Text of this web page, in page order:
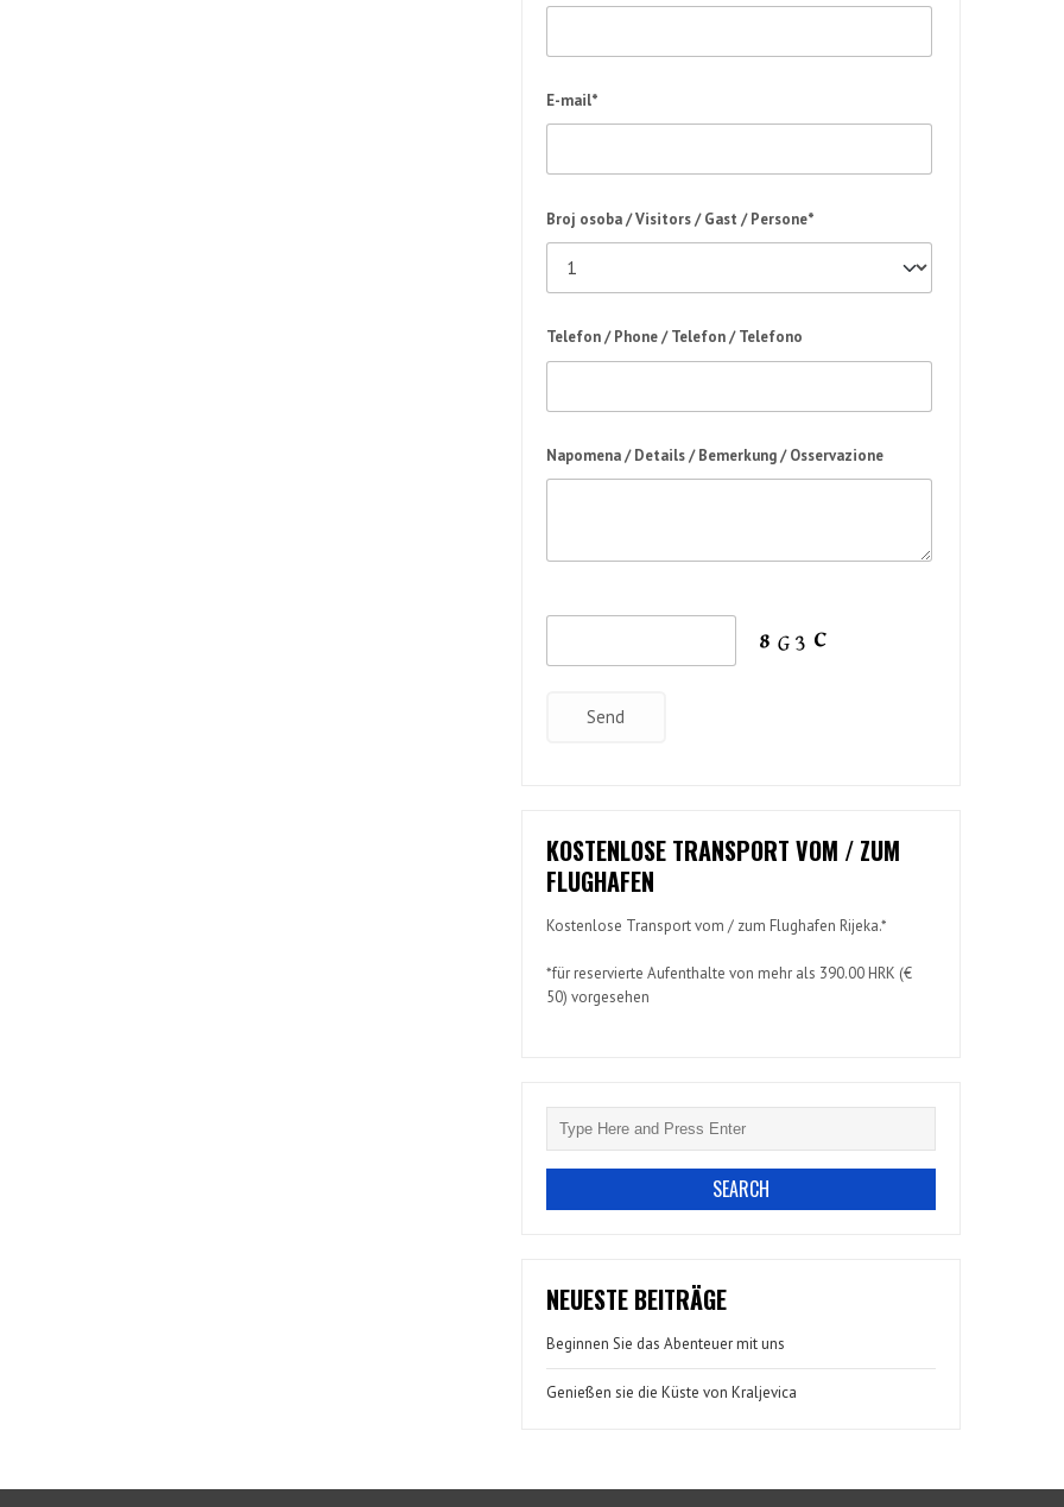
E-mail*
Broj osoba / Visitors / Gast / Persone*
Telefon / Phone / Telefon / Telefono
Napomena / Details / Bemerkung / Osservazione
KOSTENLOSE TRANSPORT VOM / ZUM
FLUGHAFEN
Kostenlose Transport vom / zum Flughafen Rijeka.*
*für reservierte Aufenthalte von mehr als 390.00 HRK (€
50) vorgesehen
NEUESTE BEITRÄGE
Beginnen Sie das Abenteuer mit uns
Genießen sie die Küste von Kraljevica